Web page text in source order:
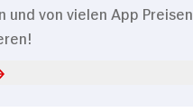
und von vielen App Preisen